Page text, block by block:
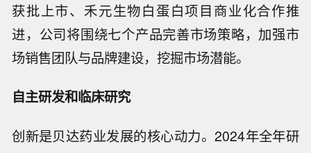
获批上市、禾元生物白蛋白项目商业化合作推
进，公司将围绕七个产品完善市场策略，加强市
场销售团队与品牌建设，挖掘市场潜能。
自主研发和临床研究
创新是贝达药业发展的核心动力。2024年全年研